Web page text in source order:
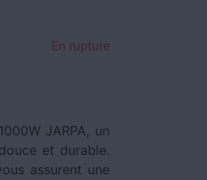
En rupture
JARPA, un
et durable.
assurent une